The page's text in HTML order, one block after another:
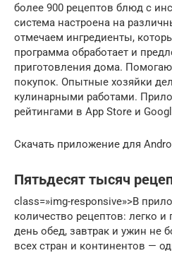
более 900 рецептов блюд с
система настроена на
отмечаем ингредиенты,
программа обработает и
приготовления дома.
покупок. Опытные хозяйки
кулинарными работами.
рейтингами в App Store и
Скачать приложение для
Пятьдесят тысяч
class=»img-responsive»>В
количество рецептов: легко
день обед, завтрак и ужин не
всех стран и континентов —